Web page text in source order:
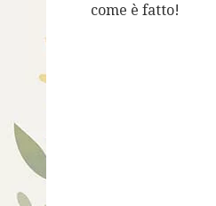
come è fatto!